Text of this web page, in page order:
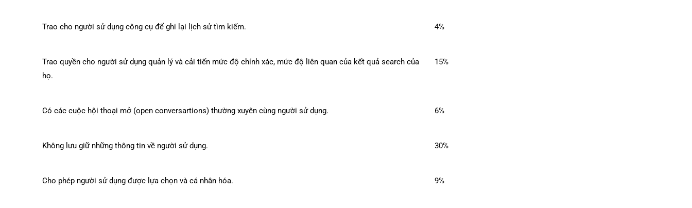
Trao cho người sử dụng công cụ để ghi lại lịch sử tìm kiếm. 4%
Trao quyền cho người sử dụng quản lý và cải tiến mức độ chính xác, mức độ liên quan của kết quả search của
họ.
15%
Có các cuộc hội thoại mở (open conversartions) thường xuyên cùng người sử dụng. 6%
Không lưu giữ những thông tin về người sử dụng. 30%
Cho phép người sử dụng được lựa chọn và cá nhân hóa. 9%